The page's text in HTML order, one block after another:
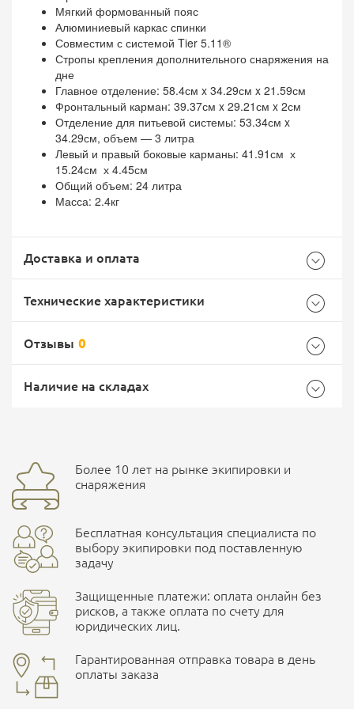
Мягкий формованный пояс
Алюминиевый каркас спинки
Совместим с системой Tier 5.11®
Стропы крепления дополнительного снаряжения на
дне
Главное отделение: 58.4см x 34.29см x 21.59см
Фронтальный карман: 39.37см x 29.21см x 2см
Отделение для питьевой системы: 53.34см x
34.29см, объем — 3 литра
Левый и правый боковые карманы: 41.91см х
15.24см х 4.45см
Общий объем: 24 литра
Масса: 2.4кг
Доставка и оплата
Доставка Почтой России
EMS Почта России
Доставка курьерской службой СДЭК -
Наличные при самовывозе
Технические характеристики
Бренд 5.11
Отзывы 0
Ваш отзыв
Наличие на складах
улица Маяковского, 10
ПОДРОБНЕЕ О СКЛАДЕ
Более 10 лет на рынке экипировки и
снаряжения
Бесплатная консультация специалиста по
выбору экипировки под поставленную
задачу
Защищенные платежи: оплата онлайн без
рисков, а также оплата по счету для
юридических лиц.
Гарантированная отправка товара в день
оплаты заказа